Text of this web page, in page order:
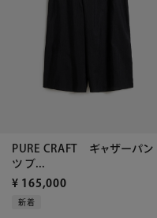
PURE CRAFT ギャザーパン
ツ ブ...
¥ 165,000
新着